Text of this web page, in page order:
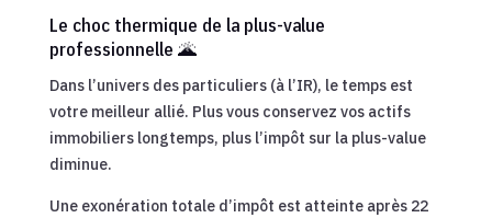
Le choc thermique de la plus-value
professionnelle 🌋
Dans l’univers des particuliers (à l’IR), le temps est
votre meilleur allié. Plus vous conservez vos actifs
immobiliers longtemps, plus l’impôt sur la plus-value
diminue.
Une exonération totale d’impôt est atteinte après 22